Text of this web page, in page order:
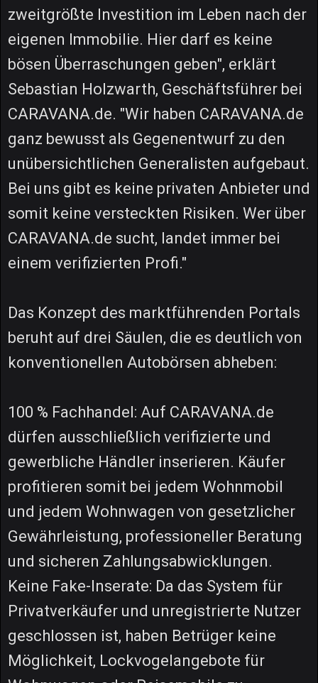
zweitgrößte Investition im Leben nach der
eigenen Immobilie. Hier darf es keine
bösen Überraschungen geben", erklärt
Sebastian Holzwarth, Geschäftsführer bei
CARAVANA.de. "Wir haben CARAVANA.de
ganz bewusst als Gegenentwurf zu den
unübersichtlichen Generalisten aufgebaut.
Bei uns gibt es keine privaten Anbieter und
somit keine versteckten Risiken. Wer über
CARAVANA.de sucht, landet immer bei
einem verifizierten Profi."
Das Konzept des marktführenden Portals
beruht auf drei Säulen, die es deutlich von
konventionellen Autobörsen abheben:
100 % Fachhandel: Auf CARAVANA.de
dürfen ausschließlich verifizierte und
gewerbliche Händler inserieren. Käufer
profitieren somit bei jedem Wohnmobil
und jedem Wohnwagen von gesetzlicher
Gewährleistung, professioneller Beratung
und sicheren Zahlungsabwicklungen.
Keine Fake-Inserate: Da das System für
Privatverkäufer und unregistrierte Nutzer
geschlossen ist, haben Betrüger keine
Möglichkeit, Lockvogelangebote für